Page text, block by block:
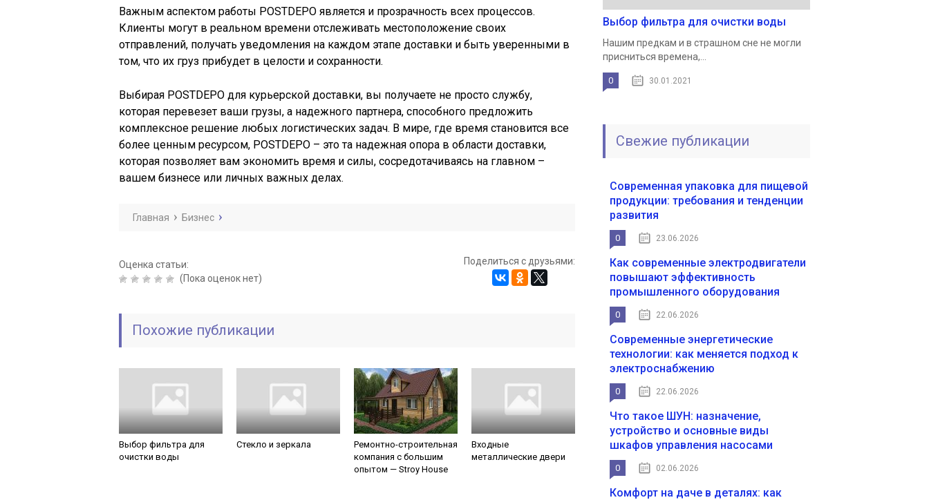
Важным аспектом работы POSTDEPO является и прозрачность всех процессов.
Клиенты могут в реальном времени отслеживать местоположение своих
отправлений, получать уведомления на каждом этапе доставки и быть уверенными в
том, что их груз прибудет в целости и сохранности.
Выбирая POSTDEPO для курьерской доставки, вы получаете не просто службу,
которая перевезет ваши грузы, а надежного партнера, способного предложить
комплексное решение любых логистических задач. В мире, где время становится все
более ценным ресурсом, POSTDEPO – это та надежная опора в области доставки,
которая позволяет вам экономить время и силы, сосредотачиваясь на главном –
вашем бизнесе или личных важных делах.
Главная Бизнес
Оценка статьи:
(Пока оценок нет)
Поделиться с друзьями:
Похожие публикации
Выбор фильтра для
очистки воды
Стекло и зеркала
Ремонтно-строительная
компания с большим
опытом — Stroy House
Входные
металлические двери
Выбор фильтра для очистки воды
Нашим предкам и в страшном сне не могли
присниться времена,...
0 30.01.2021
Свежие публикации
Современная упаковка для пищевой
продукции: требования и тенденции
развития
0 23.06.2026
Как современные электродвигатели
повышают эффективность
промышленного оборудования
0 22.06.2026
Современные энергетические
технологии: как меняется подход к
электроснабжению
0 22.06.2026
Что такое ШУН: назначение,
устройство и основные виды
шкафов управления насосами
0 02.06.2026
Комфорт на даче в деталях: как